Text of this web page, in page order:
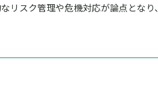
スク管理や危機対応が論点となり、